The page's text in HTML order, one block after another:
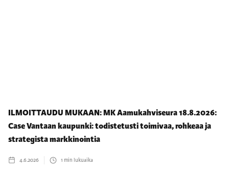
ILMOITTAUDU MUKAAN: MK Aamukahviseura 18.8.2026:
Case Vantaan kaupunki: todistetusti toimivaa, rohkeaa ja
strategista markkinointia
4.6.2026 1 min lukuaika